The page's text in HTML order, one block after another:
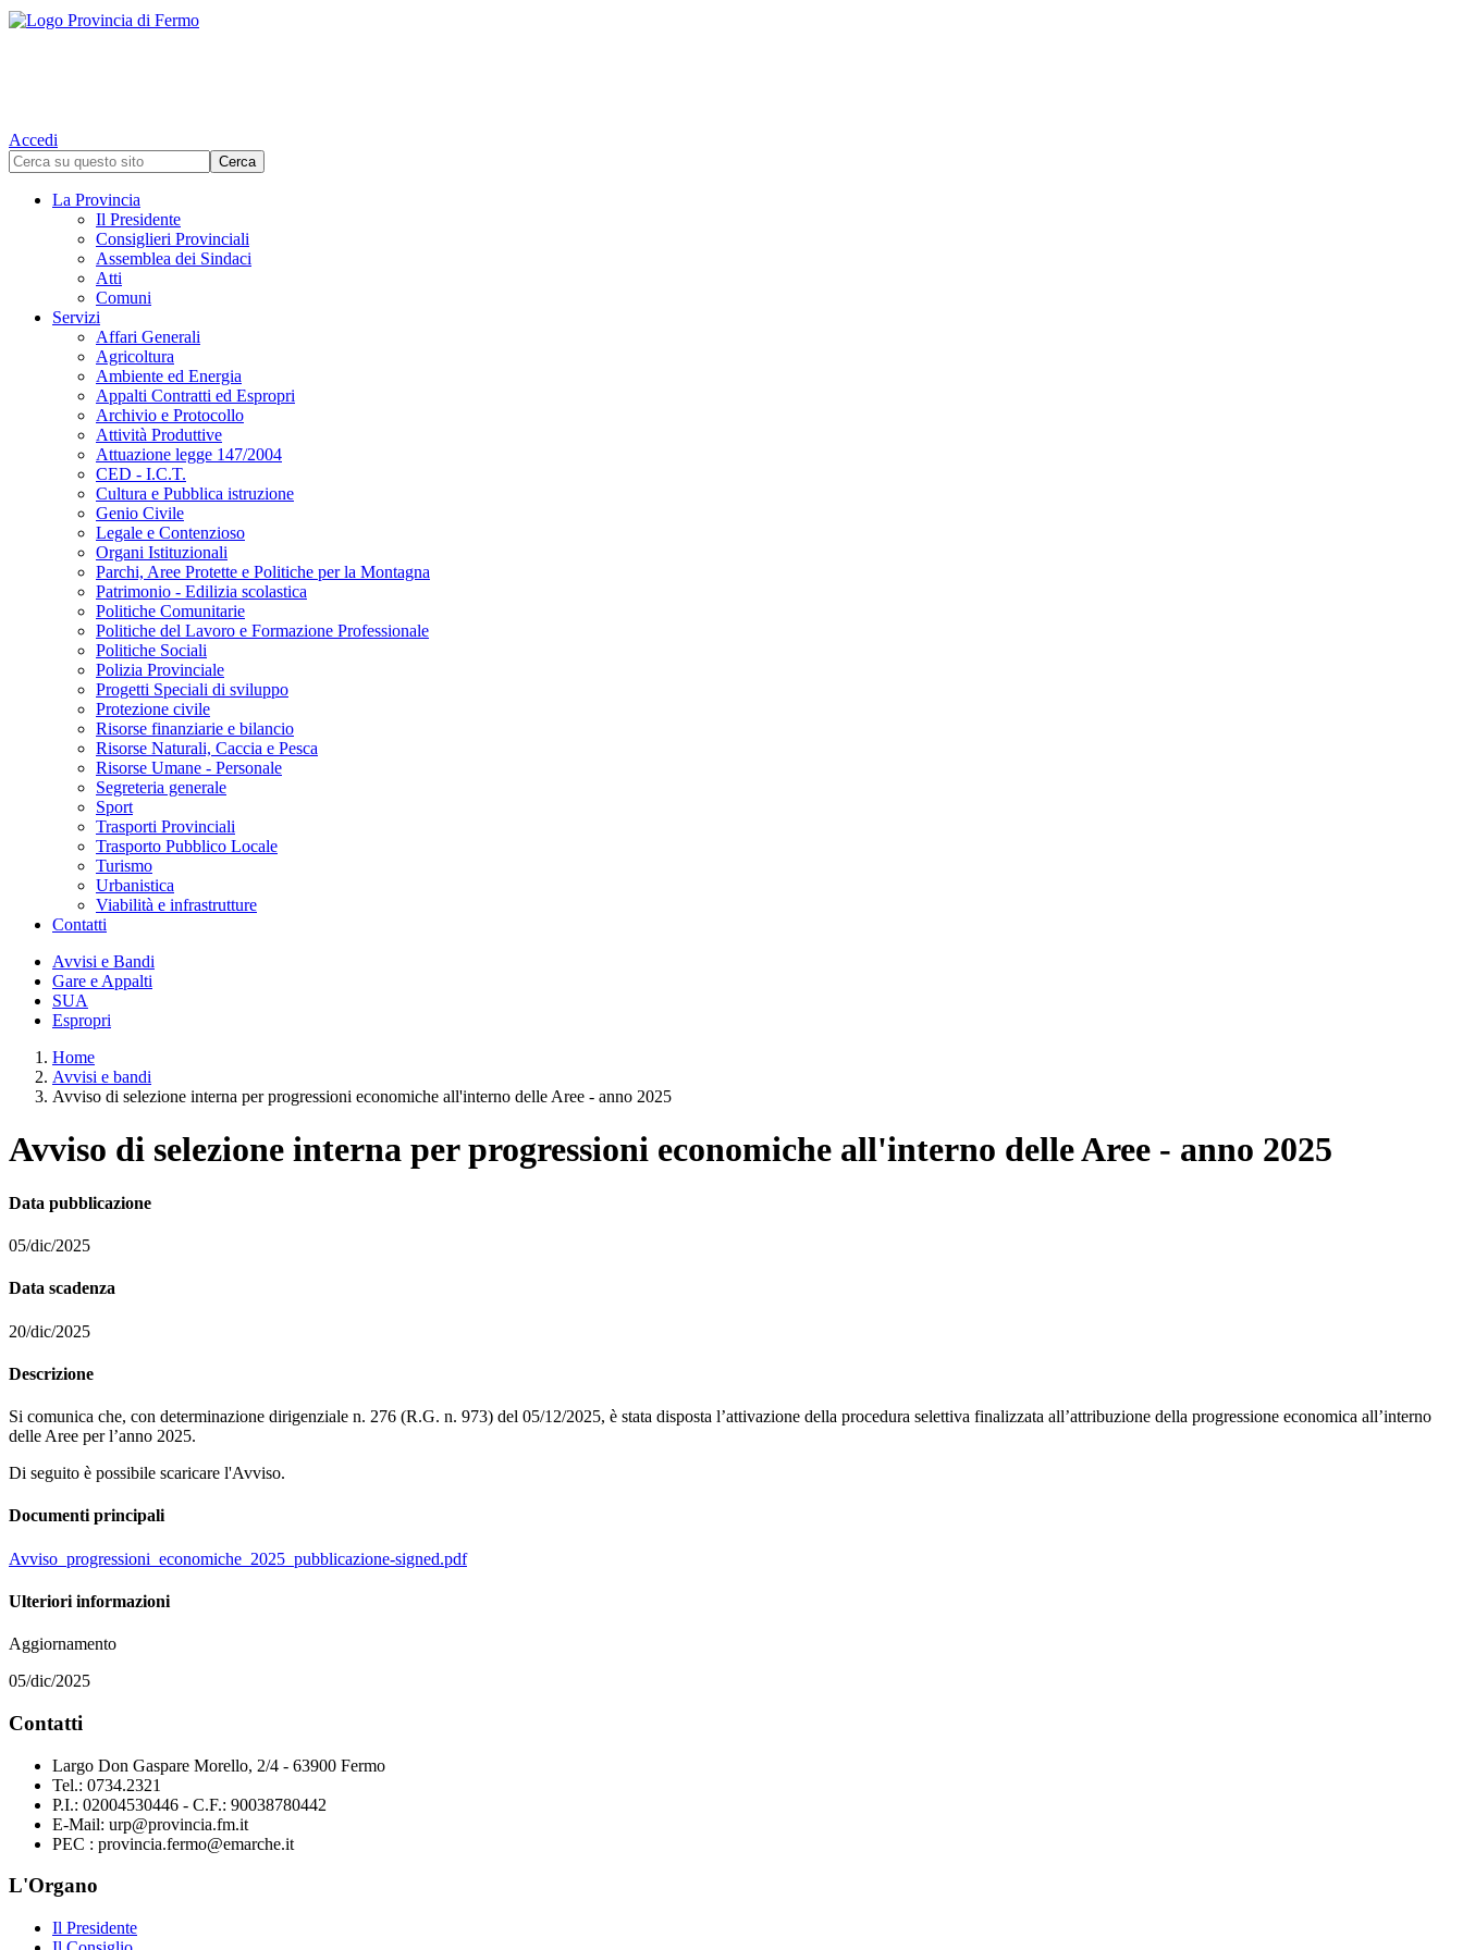
Accedi
La Provincia
Il Presidente
Consiglieri Provinciali
Assemblea dei Sindaci
Atti
Comuni
Servizi
Affari Generali
Agricoltura
Ambiente ed Energia
Appalti Contratti ed Espropri
Archivio e Protocollo
Attività Produttive
Attuazione legge 147/2004
CED - I.C.T.
Cultura e Pubblica istruzione
Genio Civile
Legale e Contenzioso
Organi Istituzionali
Parchi, Aree Protette e Politiche per la Montagna
Patrimonio - Edilizia scolastica
Politiche Comunitarie
Politiche del Lavoro e Formazione Professionale
Politiche Sociali
Polizia Provinciale
Progetti Speciali di sviluppo
Protezione civile
Risorse finanziarie e bilancio
Risorse Naturali, Caccia e Pesca
Risorse Umane - Personale
Segreteria generale
Sport
Trasporti Provinciali
Trasporto Pubblico Locale
Turismo
Urbanistica
Viabilità e infrastrutture
Contatti
Avvisi e Bandi
Gare e Appalti
SUA
Espropri
Home
Avvisi e bandi
Avviso di selezione interna per progressioni economiche all'interno delle Aree - anno 2025
Avviso di selezione interna per progressioni economiche all'interno delle Aree - anno 2025
Data pubblicazione
05/dic/2025
Data scadenza
20/dic/2025
Descrizione
Si comunica che, con determinazione dirigenziale n. 276 (R.G. n. 973) del 05/12/2025, è stata disposta l’attivazione della procedura selettiva finalizzata all’attribuzione della progressione economica all’interno
delle Aree per l’anno 2025.
Di seguito è possibile scaricare l'Avviso.
Documenti principali
Avviso_progressioni_economiche_2025_pubblicazione-signed.pdf
Ulteriori informazioni
Aggiornamento
05/dic/2025
Contatti
Largo Don Gaspare Morello, 2/4 - 63900 Fermo
Tel.: 0734.2321
P.I.: 02004530446 - C.F.: 90038780442
E-Mail: urp@provincia.fm.it
PEC : provincia.fermo@emarche.it
L'Organo
Il Presidente